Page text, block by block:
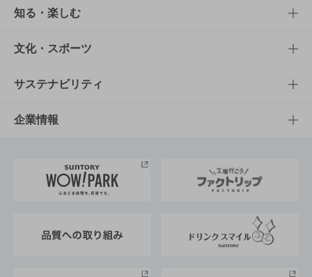
商品TOP
商品一覧
商品発売情報
栄養成分一覧
知る・楽しむ
知る・楽しむTOP
キャンペーン
工場見学
地域情報
文化・スポーツ
文化・スポーツTOP
サントリーホール
サントリーサンバーズ大阪
サステナビリティ
サステナビリティTOP
サントリーが考えるサステナビリティ経営
企業情報
企業概要